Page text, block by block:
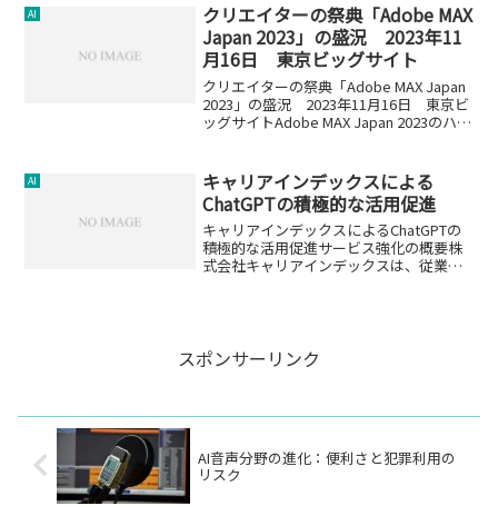
AI
クリエイターの祭典「Adobe MAX
Japan 2023」の盛況 2023年11
月16日 東京ビッグサイト
クリエイターの祭典「Adobe MAX Japan
2023」の盛況 2023年11月16日 東京ビ
ッグサイトAdobe MAX Japan 2023のハイ
AI
キャリアインデックスによる
ChatGPTの積極的な活用促進
キャリアインデックスによるChatGPTの
積極的な活用促進サービス強化の概要株
式会社キャリアインデックスは、従業員
スポンサーリンク
AI音声分野の進化：便利さと犯罪利用の
リスク